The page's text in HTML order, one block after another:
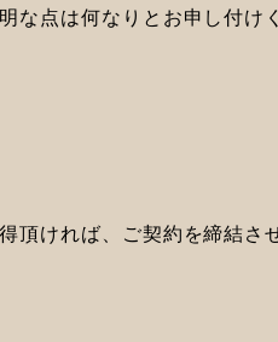
な点は何なりとお申し付け
頂ければ、ご契約を締結さ